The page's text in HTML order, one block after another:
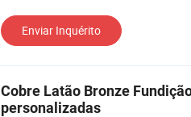
Enviar Inquérito
Cobre Latão Bronze
personalizadas